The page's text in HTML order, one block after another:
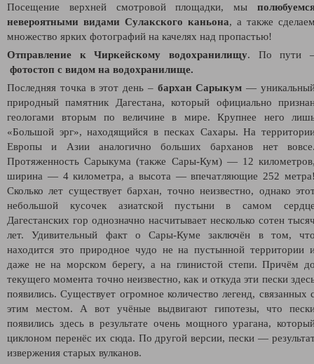
Посещение верхней смотровой площадки, мы
невероятными видами Сулакского каньона, а также
множество ярких фотографий на качелях над пропастью!
Отправление к Чиркейскому водохранилищу. По пути
фотостоп с видом на водохранилище.
Последняя точка в этот день –бархан Сарыкум —
природный памятник Дагестана, который официально
геологами вторым по величине в мире. Крупнее него
«Большой эрг», находящийся в песках Сахары. На
Европы и Азии аналогично больших барханов нет
Протяженность Сарыкума (также Сары-Кум) — 12
ширина — 4 километра, а высота — впечатляющие 252
Сколько лет существует бархан, точно неизвестно, однако
небольшой кусочек азиатской пустыни в самом
Дагестанских гор однозначно насчитывает несколько сотен
лет. Удивительный факт о Сары-Куме заключён в том,
находится это природное чудо не на пустынной территории
даже не на морском берегу, а на глинистой степи. Причём
текущего момента точно неизвестно, как и откуда эти пески
появились. Существует огромное количество легенд, связанных
этим местом. А вот учёные выдвигают гипотезы, что
появились здесь в результате очень мощного урагана,
циклоном перенёс их сюда. По другой версии, пески —
извержения старых вулканов.